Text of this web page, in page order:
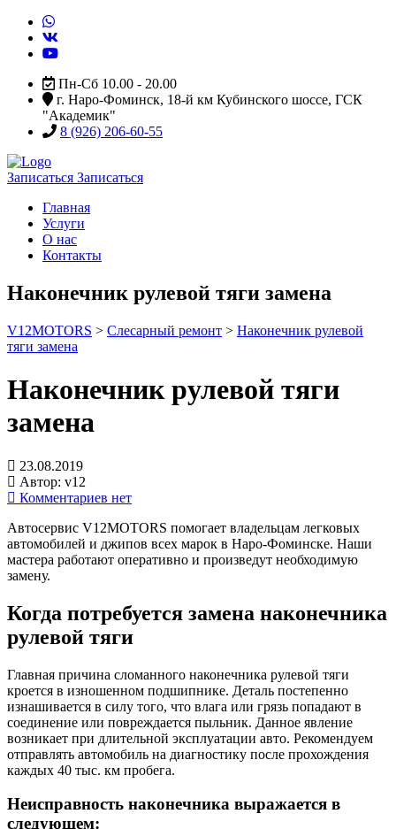
Пн-Сб 10.00 - 20.00
г. Наро-Фоминск, 18-й км Кубинского шоссе, ГСК
"Академик"
8 (926) 206-60-55
Записаться Записаться
Главная
Услуги
О нас
Контакты
Наконечник рулевой тяги замена
V12MOTORS > Слесарный ремонт > Наконечник рулевой
тяги замена
Наконечник рулевой тяги
замена
23.08.2019
Автор: v12
Комментариев нет
Автосервис V12MOTORS помогает владельцам легковых
автомобилей и джипов всех марок в Наро-Фоминске. Наши
мастера работают оперативно и произведут необходимую
замену.
Когда потребуется замена наконечника
рулевой тяги
Главная причина сломанного наконечника рулевой тяги
кроется в изношенном подшипнике. Деталь постепенно
изнашивается в силу того, что влага или грязь попадают в
соединение или повреждается пыльник. Данное явление
возникает при длительной эксплуатации авто. Рекомендуем
отправлять автомобиль на диагностику после прохождения
каждых 40 тыс. км пробега.
Неисправность наконечника выражается в
следующем: